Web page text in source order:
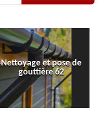
Nettoyage et pose de
gouttière 62